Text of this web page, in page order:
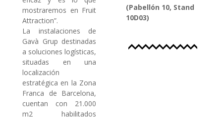
mostraremos en Fruit
Attraction”.
La instalaciones de
Gavà Grup destinadas
a soluciones logísticas,
situadas en una
localización
estratégica en la Zona
Franca de Barcelona,
cuentan con 21.000
m2 habilitados
(Pabellón 10, Stand
10D03)